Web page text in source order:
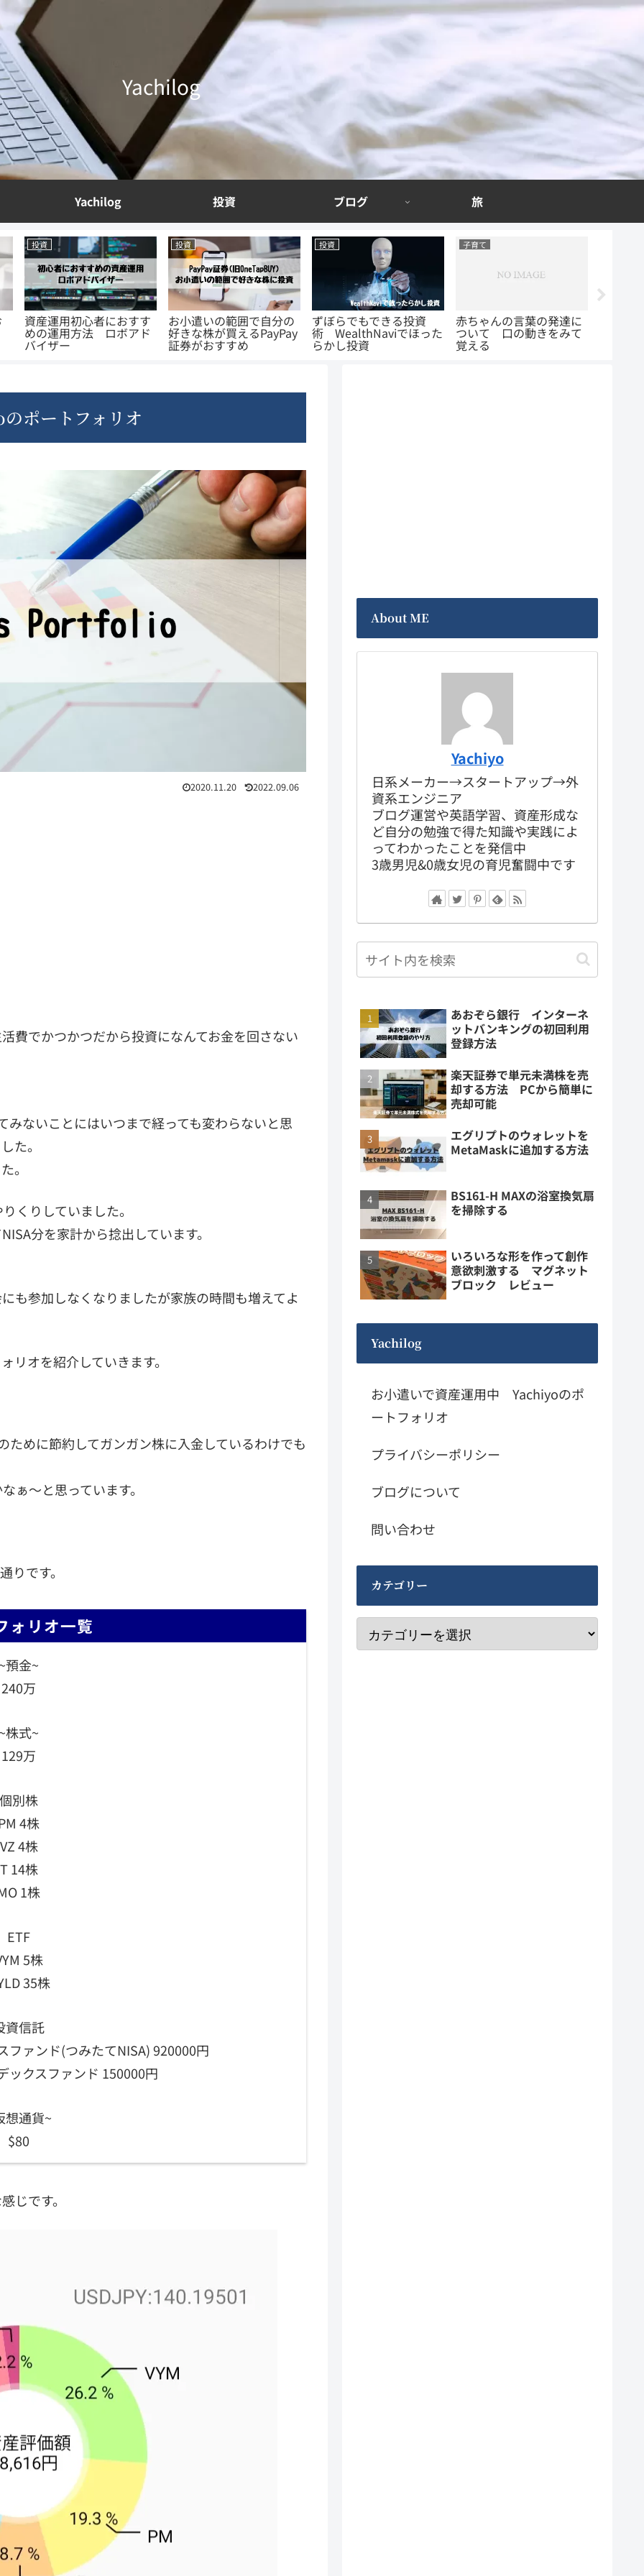
Yachilog
Yachilog 投資 ブログ 旅
投資
お小遣いの範囲で自分の
好きな株が買えるPayPay
証券がおすすめ
投資
ずぼらでもできる投資
術 WealthNaviでほった
らかし投資
子育て
赤ちゃんの言葉の発達に
ついて 口の動きをみて
覚える
ブログ
特別なスキルは一切いら
ない 副業はブログがは
じめやすい
ポートフォリオ
2020.11.20 2022.09.06
費でかつかつだから投資になんてお金を回さない
ないことにはいつまで経っても変わらないと思
た。
。
くりしていました。
分を家計から捻出しています。
も参加しなくなりましたが家族の時間も増えてよ
リオを紹介していきます。
めに節約してガンガン株に入金しているわけでも
ぁ～と思っています。
りです。
ォリオ一覧
預金~
240万
株式~
129万
個別株
4株
VZ 4株
T 14株
1株
ETF
5株
35株
資信託
ファンド(つみたてNISA) 920000円
ックスファンド 150000円
想通貨~
$80
じです。
About ME
Yachiyo
日系メーカー→スタートアップ→外
資系エンジニア
ブログ運営や英語学習、資産形成な
ど自分の勉強で得た知識や実践によ
ってわかったことを発信中
3歳男児&0歳女児の育児奮闘中です
あおぞら銀行 インターネ
ットバンキングの初回利用
登録方法
楽天証券で単元未満株を売
却する方法 PCから簡単に
売却可能
エグリプトのウォレットを
MetaMaskに追加する方法
BS161-H MAXの浴室換気扇
を掃除する
いろいろな形を作って創作
意欲刺激する マグネット
ブロック レビュー
Yachilog
お小遣いで資産運用中 Yachiyoのポ
ートフォリオ
プライバシーポリシー
ブログについて
問い合わせ
カテゴリー